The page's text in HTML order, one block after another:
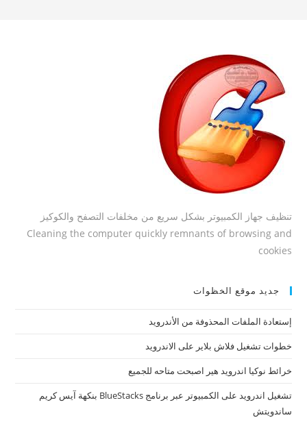
تنظيف جهاز الكمبيوتر بشكل سريع من مخلفات التصفح والكوكيز
Cleaning the computer quickly remnants of browsing and
cookies
جديد موقع الخظوات
إستعادة الملفات المحذوفة من الأندرويد
خطوات تشغيل فلاش بلاير على الاندرويد
خرائط نوكيا اندرويد هير اصبحت متاحه للجميع
تشغيل اندرويد على الكمبيوتر عبر برنامج BlueStacks بنكهة آيس كريم
ساندويتش